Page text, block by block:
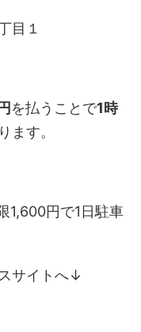
目１
を払うことで1時
ます。
1,600円で1日駐車
サイトへ↓